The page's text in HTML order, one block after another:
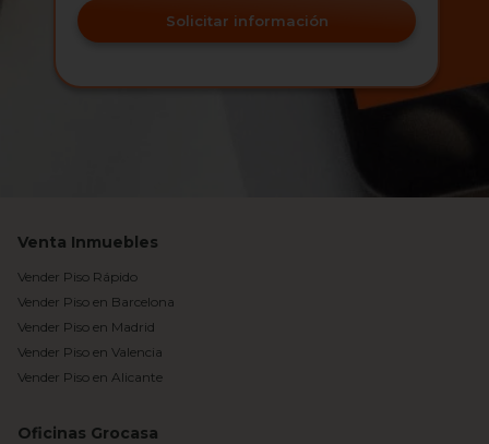
Solicitar información
Venta Inmuebles
Vender Piso Rápido
Vender Piso en Barcelona
Vender Piso en Madrid
Vender Piso en Valencia
Vender Piso en Alicante
Oficinas Grocasa